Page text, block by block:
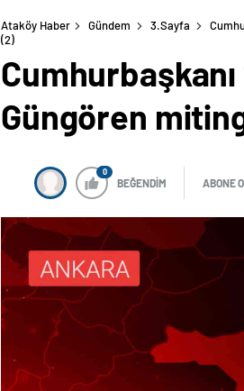
Ataköy Haber Gündem 3.Sayfa
(2)
Güngören
0
BEĞENDİM ABONE